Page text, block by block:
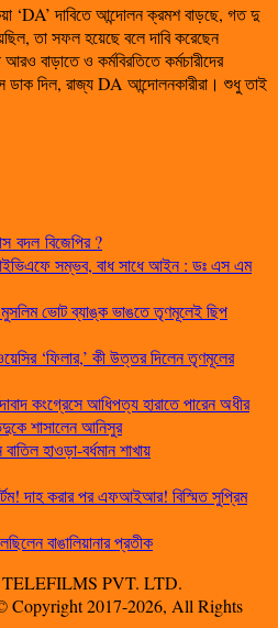
‘DA’ দাবিতে আন্দোলন ক্রমশ বাড়ছে, গত দু
তা সফল হয়েছে বলে দাবি করেছেন
বাড়াতে ও কর্মবিরতিতে কর্মচারীদের
ডাক দিল, রাজ্য DA আন্দোলনকারীরা। শুধু তাই
বদল বিজেপির ?
সম্ভব, বাধ সাধে আইন : ডঃ এস এম
ভোট ব্যাঙ্ক ভাঙতে তৃণমূলেই ছিপ
‘ফিলার,’ কী উত্তর দিলেন তৃণমূলের
কংগ্রেসে আধিপত্য হারাতে পারেন অধীর
শাসালেন আনিসুর
হাওড়া-বর্ধমান শাখায়
দাহ করার পর এফআইআর! বিস্মিত সুপ্রিম
বাঙালিয়ানার প্রতীক
PVT. LTD.
Copyright 2017-2026, All Rights